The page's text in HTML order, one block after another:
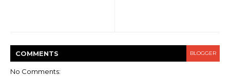
COMMENTS BLOGGER
No Comments: